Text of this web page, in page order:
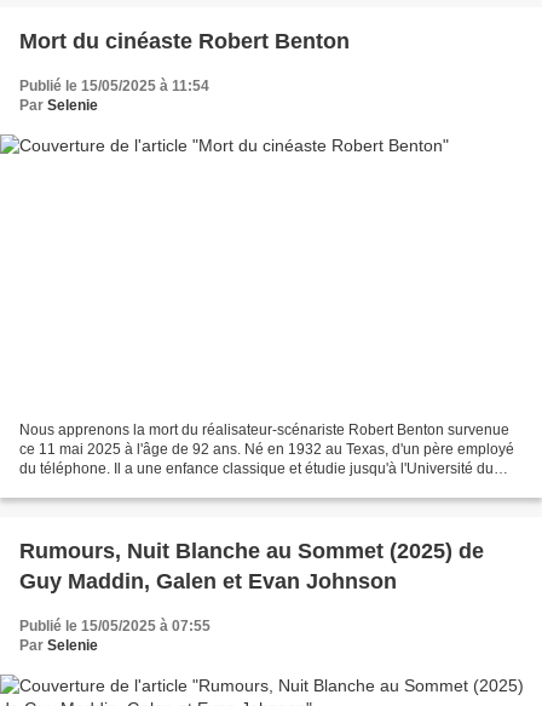
Mort du cinéaste Robert Benton
Publié le 15/05/2025 à 11:54
Par Selenie
Nous apprenons la mort du réalisateur-scénariste Robert Benton survenue
ce 11 mai 2025 à l'âge de 92 ans. Né en 1932 au Texas, d'un père employé
du téléphone. Il a une enfance classique et étudie jusqu'à l'Université du
Rumours, Nuit Blanche au Sommet (2025) de
Guy Maddin, Galen et Evan Johnson
Publié le 15/05/2025 à 07:55
Par Selenie